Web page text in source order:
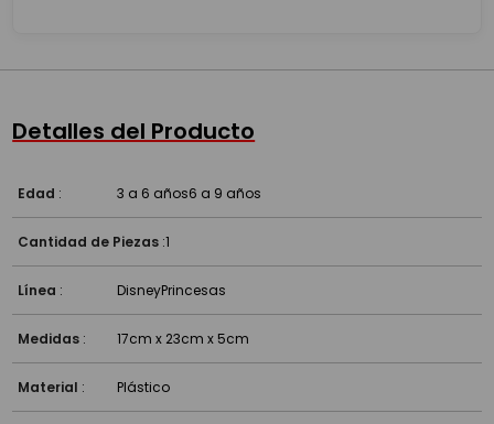
¿A partir de qué edad es?
Detalles del Producto
Edad : 3 a 6 años6 a 9 años
Cantidad de Piezas :1
Línea : DisneyPrincesas
Medidas : 17cm x 23cm x 5cm
Material : Plástico